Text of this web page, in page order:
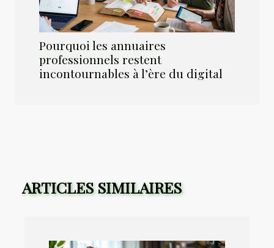
Pourquoi les annuaires
professionnels restent
incontournables à l’ère du digital
ARTICLES SIMILAIRES